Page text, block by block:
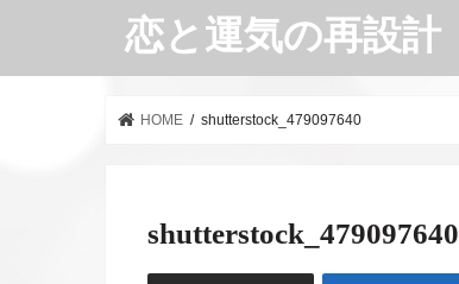
恋と運気の再設計
HOME shutterstock_479097640
shutterstock_479097640